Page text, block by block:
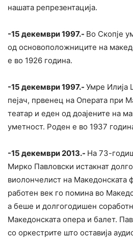
нашата репрезентација.
-15 декември 1997.- Во Скопје
од основоположниците на
е во 1926 година.
-15 декември 1997.- Умре Илија
пејач, првенец на Операта при
театар и еден од доајените на
уметност. Роден е во 1937
-15 декември 2013.- На 73-
Мирко Павловски истакнат
виолончелист на Македонската
работен век го помина во
а беше и долгогодишен
Македонската опера и балет.
со оркестрите што оставија